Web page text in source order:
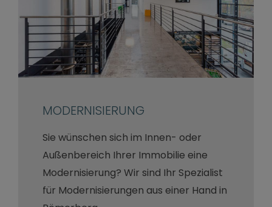
MODERNISIERUNG
Sie wünschen sich im Innen- oder
Außenbereich Ihrer Immobilie eine
Modernisierung? Wir sind Ihr Spezialist
für Modernisierungen aus einer Hand in